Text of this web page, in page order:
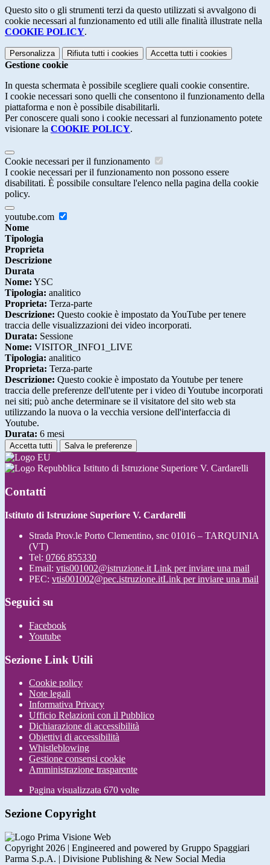
Questo sito o gli strumenti terzi da questo utilizzati si avvalgono di
cookie necessari al funzionamento ed utili alle finalità illustrate nella
COOKIE POLICY.
Personalizza Rifiuta tutti i cookies Accetta tutti i cookies
Gestione cookie
In questa schermata è possibile scegliere quali cookie consentire.
I cookie necessari sono quelli che consentono il funzionamento della
piattaforma e non è possibile disabilitarli.
Per conoscere quali sono i cookie necessari al funzionamento potete
visionare la COOKIE POLICY.
Cookie necessari per il funzionamento
I cookie necessari per il funzionamento non possono essere
disabilitati. È possibile consultare l'elenco nella pagina della cookie
policy.
youtube.com
Nome
Tipologia
Proprieta
Descrizione
Durata
Nome: YSC
Tipologia: analitico
Proprieta: Terza-parte
Descrizione: Questo cookie è impostato da YouTube per tenere
traccia delle visualizzazioni dei video incorporati.
Durata: Sessione
Nome: VISITOR_INFO1_LIVE
Tipologia: analitico
Proprieta: Terza-parte
Descrizione: Questo cookie è impostato da Youtube per tenere
traccia delle preferenze dell'utente per i video di Youtube incorporati
nei siti; può anche determinare se il visitatore del sito web sta
utilizzando la nuova o la vecchia versione dell'interfaccia di
Youtube.
Durata: 6 mesi
Accetta tutti Salva le preferenze
Istituto di Istruzione Superiore V. Cardarelli
Contatti
Istituto di Istruzione Superiore V. Cardarelli
Strada Prov.le Porto Clementino, snc 01016 – TARQUINIA
(VT)
Tel: 0766 855330
Email: vtis001002@istruzione.it Link per inviare una mail
PEC: vtis001002@pec.istruzione.itLink per inviare una mail
Seguici su
Facebook
Youtube
Sezione Link Utili
Cookie policy
Note legali
Informativa Privacy
Ufficio Relazioni con il Pubblico
Dichiarazione di accessibilità
Obiettivi di accessibilità
Whistleblowing
Gestione consensi cookie
Amministrazione trasparente
Pagina visualizzata 670 volte
Sezione Copyright
Copyright 2026 | Engineered and powered by Gruppo Spaggiari
Parma S.p.A. | Divisione Publishing & New Social Media